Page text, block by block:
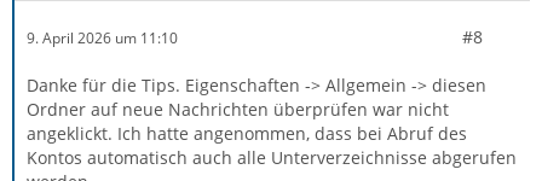
9. April 2026 um 11:10 #8
Danke für die Tips. Eigenschaften -> Allgemein -> diesen
Ordner auf neue Nachrichten überprüfen war nicht
angeklickt. Ich hatte angenommen, dass bei Abruf des
Kontos automatisch auch alle Unterverzeichnisse abgerufen